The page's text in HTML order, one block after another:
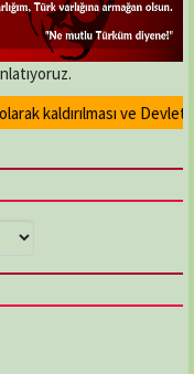
kaldırılması ve Devlet